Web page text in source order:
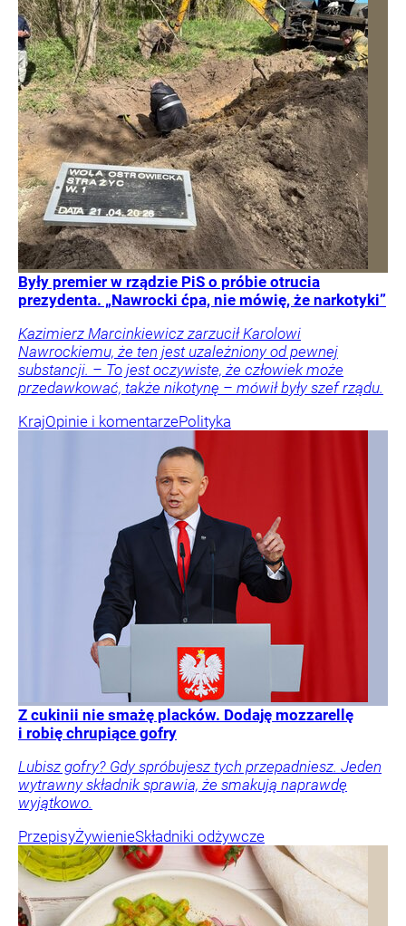
Były premier w rządzie PiS o próbie otrucia
prezydenta. „Nawrocki ćpa, nie mówię, że narkotyki”
Kazimierz Marcinkiewicz zarzucił Karolowi
Nawrockiemu, że ten jest uzależniony od pewnej
substancji. – To jest oczywiste, że człowiek może
przedawkować, także nikotynę – mówił były szef rządu.
KrajOpinie i komentarzePolityka
Z cukinii nie smażę placków. Dodaję mozzarellę
i robię chrupiące gofry
Lubisz gofry? Gdy spróbujesz tych przepadniesz. Jeden
wytrawny składnik sprawia, że smakują naprawdę
wyjątkowo.
PrzepisyŻywienieSkładniki odżywcze